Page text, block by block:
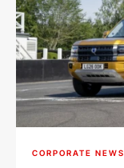
CORPORATE NEWS